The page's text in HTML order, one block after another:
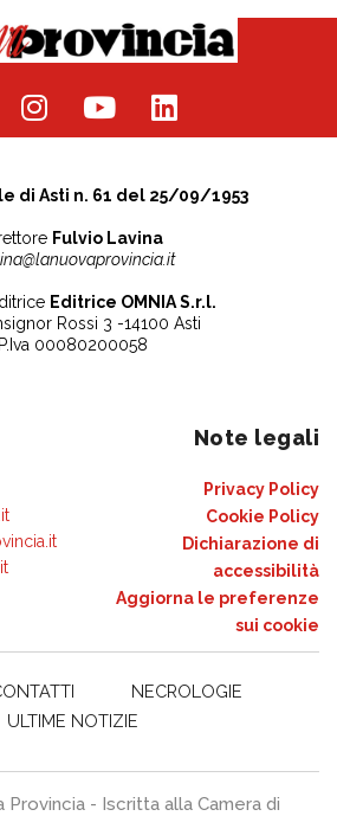
di Asti n. 61 del 25/09/1953
Fulvio Lavina
Editrice OMNIA S.r.l.
Rossi 3 -14100 Asti
P.Iva 00080200058
Note legali
Privacy Policy
Cookie Policy
Dichiarazione di
accessibilità
Aggiorna le preferenze
sui cookie
NECROLOGIE
ULTIME NOTIZIE
- Iscritta alla Camera di